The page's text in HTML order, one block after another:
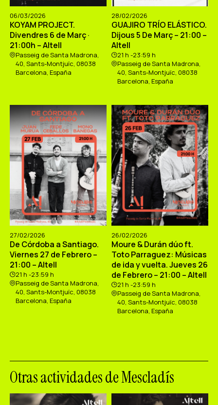
06/03/2026
KOYAM PROJECT.
Divendres 6 de Març ·
21:00h – Altell
Passeig de Santa Madrona,
40, Sants-Montjuïc, 08038
Barcelona, España
28/02/2026
GUAJIRO TRÍO ELÁSTICO.
Dijous 5 De Març – 21:00 –
Altell
21 h -23:59 h
Passeig de Santa Madrona,
40, Sants-Montjuïc, 08038
Barcelona, España
27/02/2026
De Córdoba a Santiago.
Viernes 27 de Febrero –
21:00 – Altell
21 h -23:59 h
Passeig de Santa Madrona,
40, Sants-Montjuïc, 08038
Barcelona, España
26/02/2026
Moure & Durán dúo ft.
Toto Parraguez: Músicas
de ida y vuelta. Jueves 26
de Febrero – 21:00 – Altell
21 h -23:59 h
Passeig de Santa Madrona,
40, Sants-Montjuïc, 08038
Barcelona, España
Otras actividades de Mescladís